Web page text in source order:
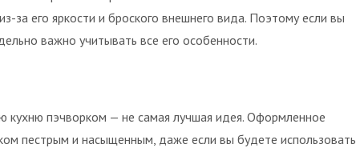
за его яркости и броского внешнего вида. Поэтому если вы
важно учитывать все его особенности.
кухню пэчворком — не самая лучшая идея. Оформленное
пестрым и насыщенным, даже если вы будете использовать